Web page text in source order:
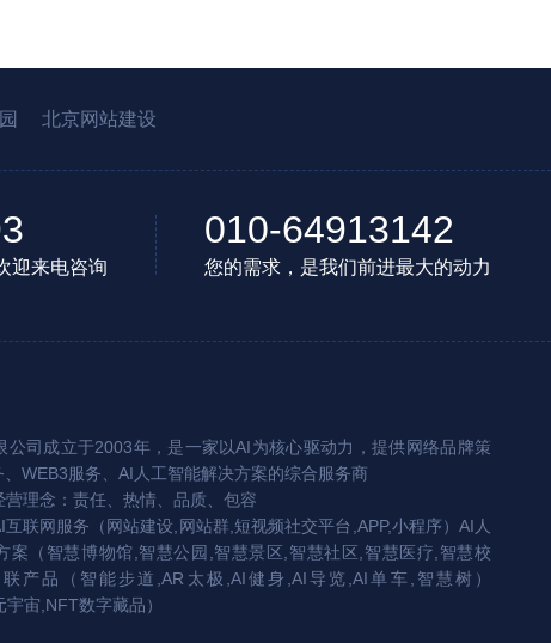
北京网站建设
迎来电咨询
010-64913142
您的需求，是我们前进最大的动力
公司成立于2003年，是一家以AI为核心驱动力，提供网络品牌策
WEB3服务、AI人工智能解决方案的综合服务商
理念：责任、热情、品质、包容
联网服务（网站建设,网站群,短视频社交平台,APP,小程序）AI人
案（智慧博物馆,智慧公园,智慧景区,智慧社区,智慧医疗,智慧校
产品（智能步道,AR太极,AI健身,AI导览,AI单车,智慧树）
宙,NFT数字藏品）